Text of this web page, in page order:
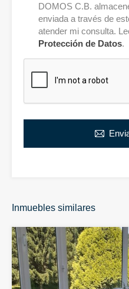
DOMOS C.B.
enviada a través de
atender mi consulta.
Protección de Datos.
Inmuebles similares